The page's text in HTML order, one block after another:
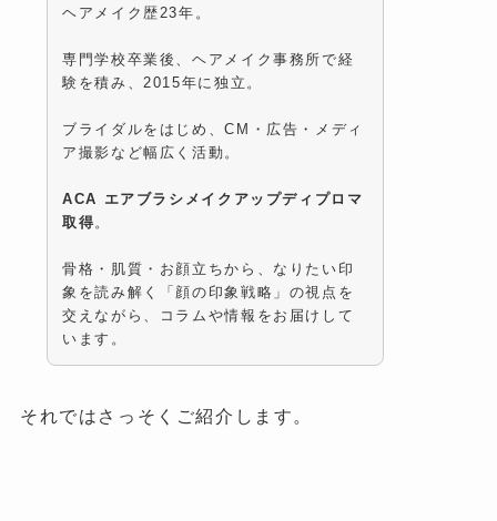
ヘアメイク歴23年。
専門学校卒業後、ヘアメイク事務所で経
験を積み、2015年に独立。
ブライダルをはじめ、CM・広告・メディ
ア撮影など幅広く活動。
ACA エアブラシメイクアップディプロマ
取得。
骨格・肌質・お顔立ちから、なりたい印
象を読み解く「顔の印象戦略」の視点を
交えながら、コラムや情報をお届けして
います。
それではさっそくご紹介します。